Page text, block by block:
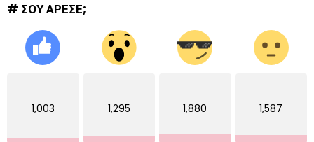
# ΣΟΥ ΑΡΕΣΕ;
1,003 1,295 1,880 1,587